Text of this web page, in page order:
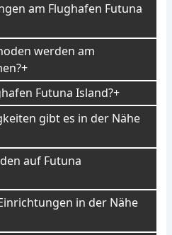
am Flughafen Futuna
werden am
Futuna Island?
gibt es in der Nähe
auf Futuna
in der Nähe